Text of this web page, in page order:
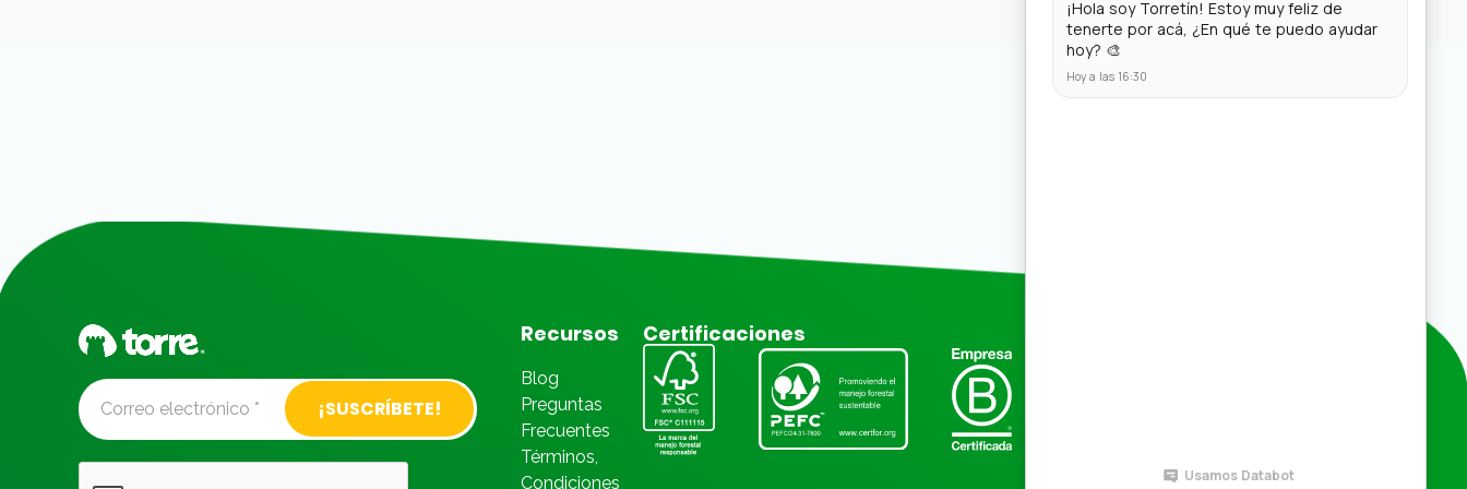
Alternative:
Recursos
Blog
Preguntas
Frecuentes
Términos,
Condiciones
Certificaciones